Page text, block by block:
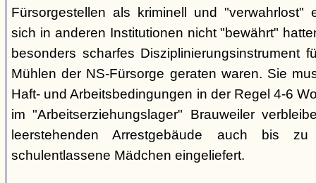
Fürsorgestellen als kriminell und "verwahrlost"
sich in anderen Institutionen nicht "bewährt"
besonders scharfes Disziplinierungsinstrument
Mühlen der NS-Fürsorge geraten waren. Sie
Haft- und Arbeitsbedingungen in der Regel 4-6
im "Arbeitserziehungslager" Brauweiler
leerstehenden Arrestgebäude auch bis zu
schulentlassene Mädchen eingeliefert.